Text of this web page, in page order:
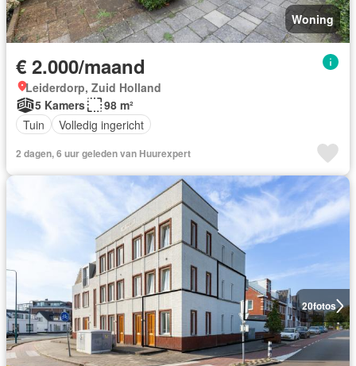
Woning
€ 2.000/maand
Leiderdorp, Zuid Holland
5 Kamers
98 m²
Tuin
Volledig ingericht
2 dagen, 6 uur geleden van Huurexpert
20fotos